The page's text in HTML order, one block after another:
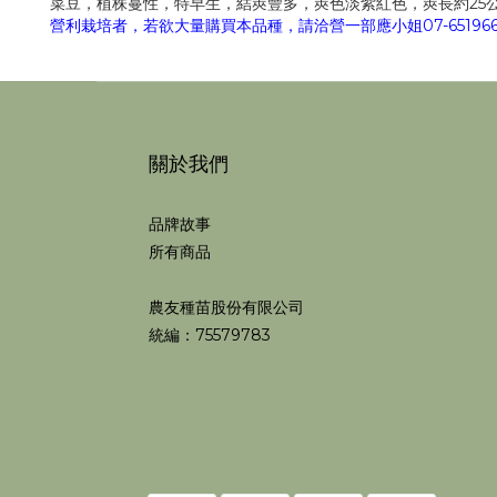
營利栽培者，若欲大量購買本品種，請洽營一部應小姐07-
關於我們
品牌故事
所有商品
農友種苗股份有限公司
統編：75579783